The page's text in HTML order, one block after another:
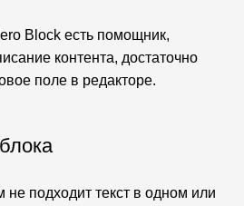
Block есть помощник,
контента, достаточно
поле в редакторе.
не подходит текст в одном или